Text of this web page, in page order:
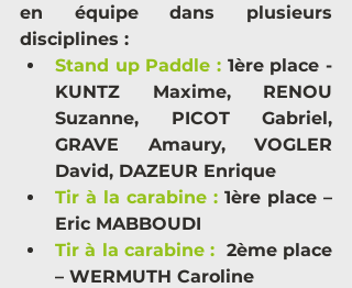
en équipe dans plusieurs
disciplines :
Stand up Paddle : 1ère place -
KUNTZ Maxime, RENOU
Suzanne, PICOT Gabriel,
GRAVE Amaury, VOGLER
David, DAZEUR Enrique
Tir à la carabine : 1ère place –
Eric MABBOUDI
Tir à la carabine : 2ème place
– WERMUTH Caroline